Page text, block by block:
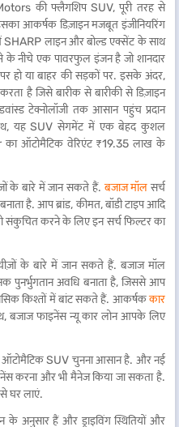
की फ्लैगशिप SUV, पूरी तरह से
आकर्षक डिज़ाइन मजबूत इंजीनियरिंग
SHARP लाइन और बोल्ड एक्सेंट के साथ
के नीचे एक पावरफुल इंजन है जो शानदार
हो या बाहर की सड़कों पर. इसके अंदर,
है जिसे बारीक से बारीकी से डिज़ाइन
टेक्नोलॉजी तक आसान पहुंच प्रदान
यह SUV सेगमेंट में एक बेहद कुशल
का ऑटोमैटिक वेरिएंट ₹19.35 लाख के
के बारे में जान सकते हैं.बजाज मॉल सर्च
है. आप ब्रांड, कीमत, बॉडी टाइप आदि
संकुचित करने के लिए इन सर्च फिल्टर का
के बारे में जान सकते हैं. बजाज मॉल
पुनर्भुगतान अवधि बनाता है, जिससे आप
किश्तों में बांट सकते हैं. आकर्षककार
बजाज फाइनेंस न्यू कार लोन आपके लिए
SUV चुनना आसान है. और नई
करना और भी मैनेज किया जा सकता है.
घर लाएं.
अनुसार हैं और ड्राइविंग स्थितियों और